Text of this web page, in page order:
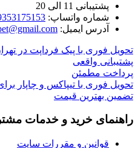
پشتیبانی 11 الی 20
شماره واتساپ:
آدرس ایمیل:
تحویل فوری با پیک فرداپت در
پشتیبانی واقعی
پرداخت مطمئن
تحویل فوری با تیپاکس و چاپار
تضمین بهترین قیمت
راهنمای خرید و خدمات
قوانین و مقررات سایت